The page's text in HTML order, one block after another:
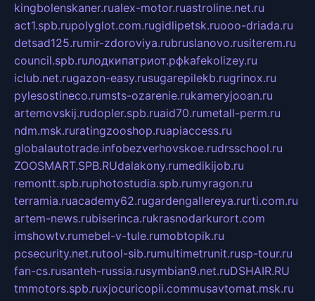
kingbolenskaner.rualex-motor.ruastroline.net.ru
act1.spb.rupolyglot.com.rugidlipetsk.ruooo-driada.ru
detsad125.rumir-zdoroviya.rubruslanovo.rusiterem.ru
council.spb.ruлодкипатриот.рфkafekolizey.ru
iclub.net.rugazon-easy.rusugarepilekb.rugrinox.ru
pylesostineco.rumsts-ozarenie.rukameryjooan.ru
artemovskij.rudopler.spb.ruaid70.rumetall-perm.ru
ndm.msk.ruratingzooshop.ruapiaccess.ru
globalautotrade.infobezverhovskoe.rudrsschool.ru
ZOOSMART.SPB.RUdalakony.rumedikijob.ru
remontt.spb.ruphotostudia.spb.rumyragon.ru
terramia.ruacademy62.rugardengallereya.rurti.com.ru
artem-news.rubiserinca.rukrasnodarkurort.com
imshowtv.rumebel-v-tule.rumobtopik.ru
pcsecurity.net.rutool-sib.rumultimetrunit.rusp-tour.ru
fan-cs.rusanteh-russia.rusymbian9.net.ruDSHAIR.RU
tmmotors.spb.ruxjocuricopii.commusavtomat.msk.ru